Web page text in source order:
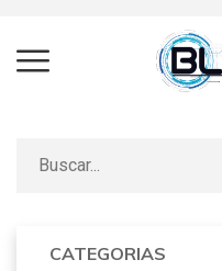
CATEGORIAS